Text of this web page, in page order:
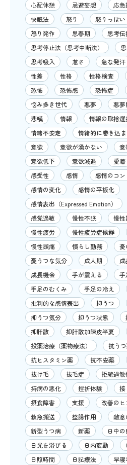
心配休憩
忌避妄想 応急
快眠法
怒り 怒りっぽい
怒り発作
思春期
思考伝
思考停止法（思考中断法）
思考吸入
怠さ 急な発汗
性差
性格 性格検査
恐怖
恐怖感 恐怖症
悩み多き世代
悪夢 悪夢
悲嘆
情報 情報の取捨選
情緒不安定
情緒的に巻き込
意欲
意欲が湧かない
意
意欲低下
意欲減退 愛着
感受性
感情
感情のコ
感情の変化
感情の平板化
感情表出（Expressed Emotion）
感覚過敏
慢性不眠
慢性
慢性疲労
慢性疲労症候群
慢性頭痛
慣らし勤務 憂
憂うつな気分
成人期
成長機会
手が震える
手
手足のむくみ
手足の冷え
批判的な感情表出
抑うつ
抑うつ気分
抑うつ状態
抑肝散
抑肝散加陳皮半夏
投薬治療（薬物療法）
抗う
抗ヒスタミン薬
抗不安薬
抜け毛
抜毛症 拒絶過敏
持病の悪化
挫折体験 接
摂食障害
支援 改善のヒ
救急搬送
整腸作用
敵意
新型うつ病
新薬
日中
日光を浴びる
日内変動
日照時間
日記療法 早寝